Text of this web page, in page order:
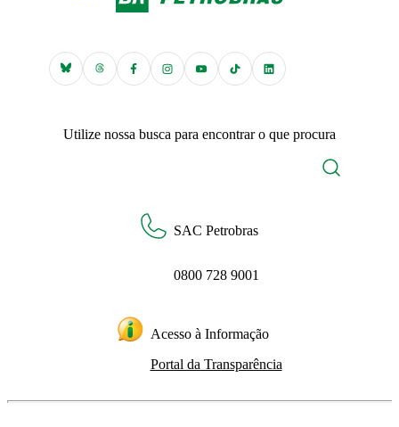
Utilize nossa busca para encontrar o que procura
SAC Petrobras
0800 728 9001
Acesso à Informação
Portal da Transparência